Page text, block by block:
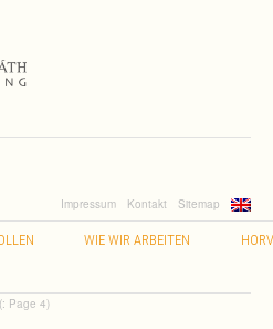
Impressum Kontakt Sitemap
WIE WIR ARBEITEN
(: Page 4)